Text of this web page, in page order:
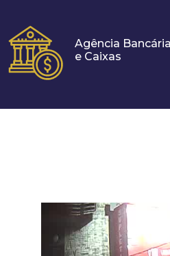
Agência Bancária
e Caixas